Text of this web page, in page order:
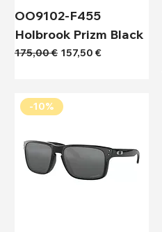
OO9102-F455
Holbrook Prizm Black
Κανονική τιμή
175,00 € Τιμή Έκπτωσης
157,50 €
-10%